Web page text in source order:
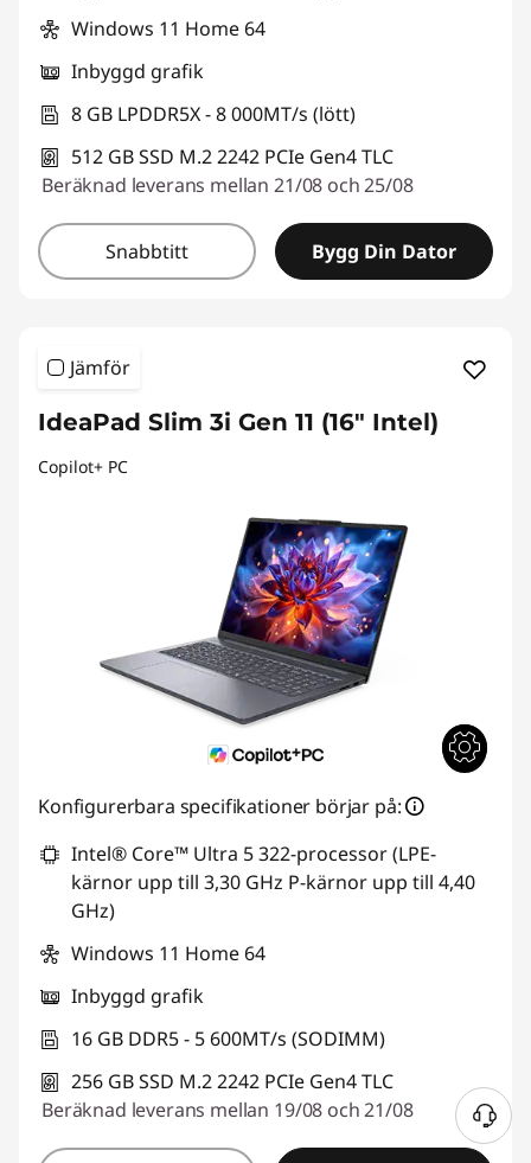
Windows 11 Home 64
Inbyggd grafik
8 GB LPDDR5X - 8 000MT/s (lött)
512 GB SSD M.2 2242 PCIe Gen4 TLC
Beräknad leverans mellan 21/08 och 25/08
Snabbtitt Bygg Din Dator
Jämför
IdeaPad Slim 3i Gen 11 (16" Intel)
Copilot+ PC
Konfigurerbara specifikationer börjar på:
Intel® Core™ Ultra 5 322-processor (LPE-
kärnor upp till 3,30 GHz P-kärnor upp till 4,40
GHz)
Windows 11 Home 64
Inbyggd grafik
16 GB DDR5 - 5 600MT/s (SODIMM)
256 GB SSD M.2 2242 PCIe Gen4 TLC
Beräknad leverans mellan 19/08 och 21/08